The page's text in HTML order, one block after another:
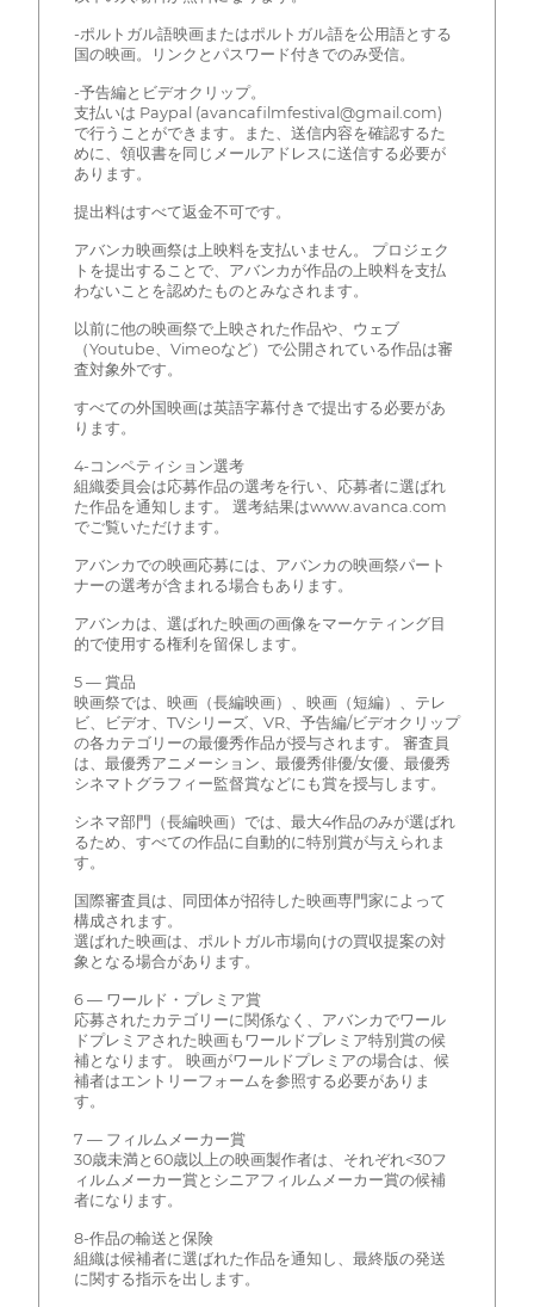
-ポルトガル語映画またはポルトガル語を公用語とする
国の映画。リンクとパスワード付きでのみ受信。
-予告編とビデオクリップ。
支払いは Paypal (avancafilmfestival@gmail.com)
で行うことができます。また、送信内容を確認するた
めに、領収書を同じメールアドレスに送信する必要が
あります。
提出料はすべて返金不可です。
アバンカ映画祭は上映料を支払いません。 プロジェク
トを提出することで、アバンカが作品の上映料を支払
わないことを認めたものとみなされます。
以前に他の映画祭で上映された作品や、ウェブ
（Youtube、Vimeoなど）で公開されている作品は審
査対象外です。
すべての外国映画は英語字幕付きで提出する必要があ
ります。
4-コンペティション選考
組織委員会は応募作品の選考を行い、応募者に選ばれ
た作品を通知します。 選考結果はwww.avanca.com
でご覧いただけます。
アバンカでの映画応募には、アバンカの映画祭パート
ナーの選考が含まれる場合もあります。
アバンカは、選ばれた映画の画像をマーケティング目
的で使用する権利を留保します。
5 — 賞品
映画祭では、映画（長編映画）、映画（短編）、テレ
ビ、ビデオ、TVシリーズ、VR、予告編/ビデオクリップ
の各カテゴリーの最優秀作品が授与されます。 審査員
は、最優秀アニメーション、最優秀俳優/女優、最優秀
シネマトグラフィー監督賞などにも賞を授与します。
シネマ部門（長編映画）では、最大4作品のみが選ばれ
るため、すべての作品に自動的に特別賞が与えられま
す。
国際審査員は、同団体が招待した映画専門家によって
構成されます。
選ばれた映画は、ポルトガル市場向けの買収提案の対
象となる場合があります。
6 — ワールド・プレミア賞
応募されたカテゴリーに関係なく、アバンカでワール
ドプレミアされた映画もワールドプレミア特別賞の候
補となります。 映画がワールドプレミアの場合は、候
補者はエントリーフォームを参照する必要がありま
す。
7 — フィルムメーカー賞
30歳未満と60歳以上の映画製作者は、それぞれ<30フ
ィルムメーカー賞とシニアフィルムメーカー賞の候補
者になります。
8-作品の輸送と保険
組織は候補者に選ばれた作品を通知し、最終版の発送
に関する指示を出します。